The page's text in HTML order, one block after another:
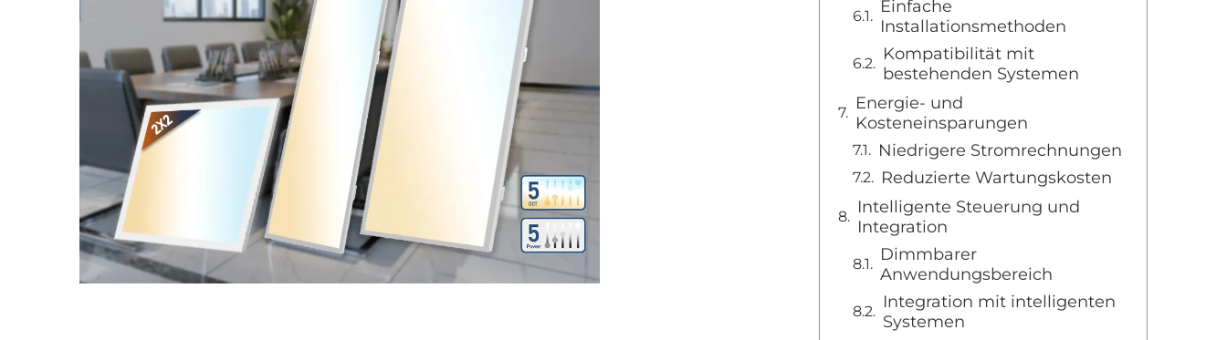
Einfache
Installationsmethoden
Kompatibilität mit
bestehenden Systemen
Energie- und
Kosteneinsparungen
Niedrigere Stromrechnungen
Reduzierte Wartungskosten
Intelligente Steuerung und
Integration
Dimmbarer
Anwendungsbereich
Integration mit intelligenten
Systemen